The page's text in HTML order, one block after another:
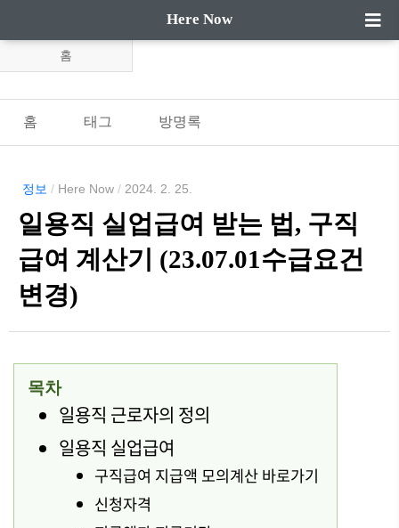
Here Now
홈
홈 태그 방명록
정보 / Here Now / 2024. 2. 25.
일용직 실업급여 받는 법, 구직
급여 계산기 (23.07.01수급요건
변경)
목차
일용직 근로자의 정의
일용직 실업급여
구직급여 지급액 모의계산 바로가기
신청자격